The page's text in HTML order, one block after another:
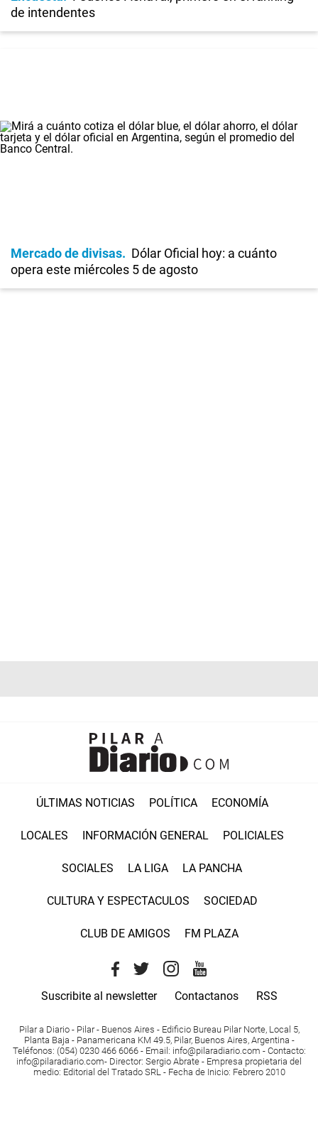
de intendentes
Mercado de divisas
Dólar Oficial hoy: a cuánto
opera este miércoles 5 de agosto
ÚLTIMAS NOTICIAS POLÍTICA ECONOMÍA
LOCALES INFORMACIÓN GENERAL POLICIALES
SOCIALES LA LIGA LA PANCHA
CULTURA Y ESPECTACULOS SOCIEDAD
CLUB DE AMIGOS FM PLAZA
Suscribite al newsletter Contactanos RSS
Pilar a Diario - Pilar - Buenos Aires - Edificio Bureau Pilar Norte, Local 5,
Planta Baja - Panamericana KM 49.5, Pilar, Buenos Aires, Argentina -
Teléfonos: (054) 0230 466 6066 - Email : info@pilaradiario.com - Contacto:
info@pilaradiario.com- Director: Sergio Abrate - Empresa propietaria del
medio: Editorial del Tratado SRL - Fecha de Inicio: Febrero 2010